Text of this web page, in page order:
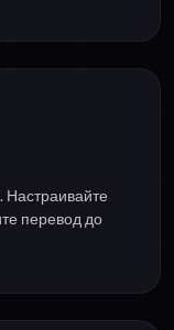
Настраивайте
перевод до